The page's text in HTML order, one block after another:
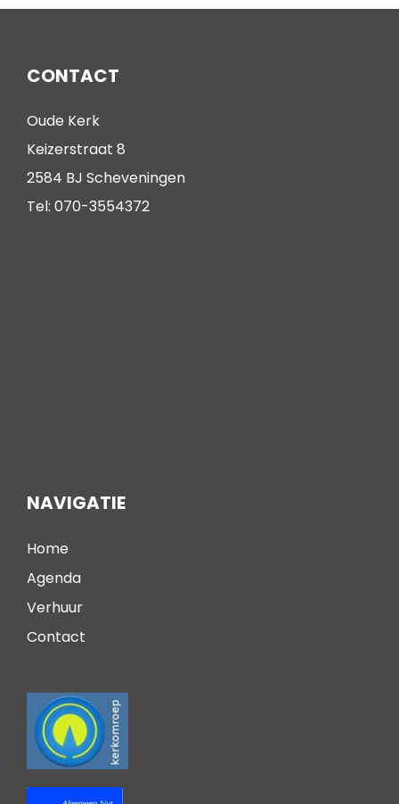
CONTACT
Oude Kerk
Keizerstraat 8
2584 BJ Scheveningen
Tel: 070-3554372
NAVIGATIE
Home
Agenda
Verhuur
Contact